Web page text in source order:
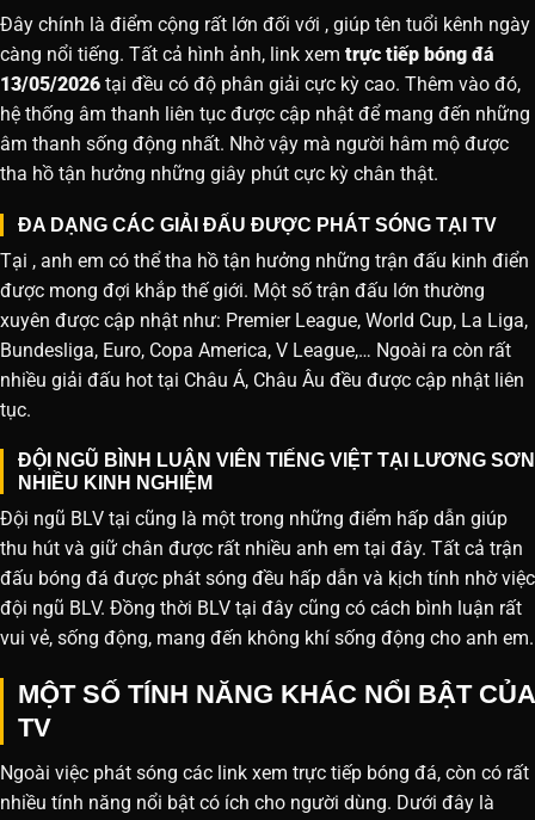
Đây chính là điểm cộng rất lớn đối với , giúp tên tuổi kênh ngày
càng nổi tiếng. Tất cả hình ảnh, link xem trực tiếp bóng đá
13/05/2026 tại đều có độ phân giải cực kỳ cao. Thêm vào đó,
hệ thống âm thanh liên tục được cập nhật để mang đến những
âm thanh sống động nhất. Nhờ vậy mà người hâm mộ được
tha hồ tận hưởng những giây phút cực kỳ chân thật.
ĐA DẠNG CÁC GIẢI ĐẤU ĐƯỢC PHÁT SÓNG TẠI TV
Tại , anh em có thể tha hồ tận hưởng những trận đấu kinh điển
được mong đợi khắp thế giới. Một số trận đấu lớn thường
xuyên được cập nhật như: Premier League, World Cup, La Liga,
Bundesliga, Euro, Copa America, V League,… Ngoài ra còn rất
nhiều giải đấu hot tại Châu Á, Châu Âu đều được cập nhật liên
tục.
ĐỘI NGŨ BÌNH LUẬN VIÊN TIẾNG VIỆT TẠI LƯƠNG SƠN
NHIỀU KINH NGHIỆM
Đội ngũ BLV tại cũng là một trong những điểm hấp dẫn giúp
thu hút và giữ chân được rất nhiều anh em tại đây. Tất cả trận
đấu bóng đá được phát sóng đều hấp dẫn và kịch tính nhờ việc
đội ngũ BLV. Đồng thời BLV tại đây cũng có cách bình luận rất
vui vẻ, sống động, mang đến không khí sống động cho anh em.
MỘT SỐ TÍNH NĂNG KHÁC NỔI BẬT CỦA
TV
Ngoài việc phát sóng các link xem trực tiếp bóng đá, còn có rất
nhiều tính năng nổi bật có ích cho người dùng. Dưới đây là